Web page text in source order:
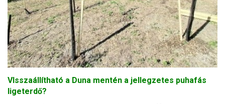
VIsszaállítható a Duna mentén a jellegzetes puhafás
ligeterdő?